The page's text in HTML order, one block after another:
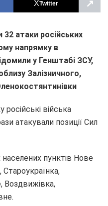
Twitter ↗
32 атаки російських
напрямку в
у Генштабі ЗСУ,
Залізничного,
російські війська
атакували позиції Сил
населених пунктів Нове
Воздвижівка,